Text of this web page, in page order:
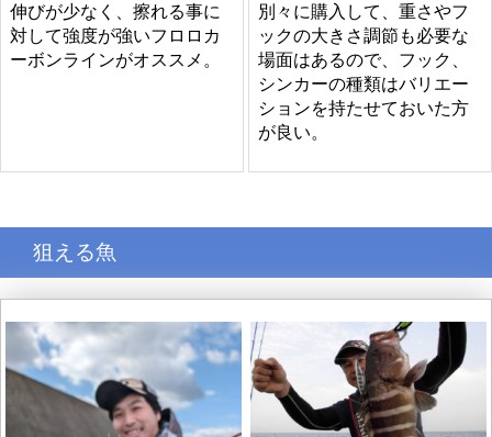
伸びが少なく、擦れる事に
対して強度が強いフロロカ
ーボンラインがオススメ。
別々に購入して、重さやフ
ックの大きさ調節も必要な
場面はあるので、フック、
シンカーの種類はバリエー
ションを持たせておいた方
が良い。
狙える魚